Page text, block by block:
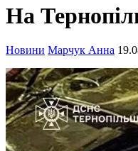
На
Новини Марчук Анна